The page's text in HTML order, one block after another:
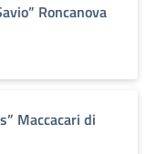
Roncanova
Maccacari di